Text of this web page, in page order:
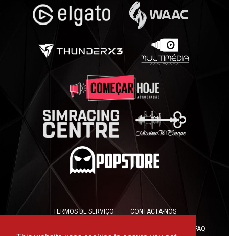
TERMOS DE SERVIÇO CONTACTA-NOS
FAQ